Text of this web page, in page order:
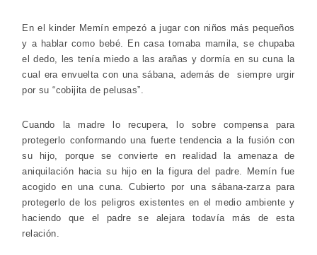
En el kinder Memín empezó a jugar con niños más pequeños
y a hablar como bebé. En casa tomaba mamila, se chupaba
el dedo, les tenía miedo a las arañas y dormía en su cuna la
cual era envuelta con una sábana, además de siempre urgir
por su “cobijita de pelusas”.
Cuando la madre lo recupera, lo sobre compensa para
protegerlo conformando una fuerte tendencia a la fusión con
su hijo, porque se convierte en realidad la amenaza de
aniquilación hacia su hijo en la figura del padre. Memín fue
acogido en una cuna. Cubierto por una sábana-zarza para
protegerlo de los peligros existentes en el medio ambiente y
haciendo que el padre se alejara todavía más de esta
relación.